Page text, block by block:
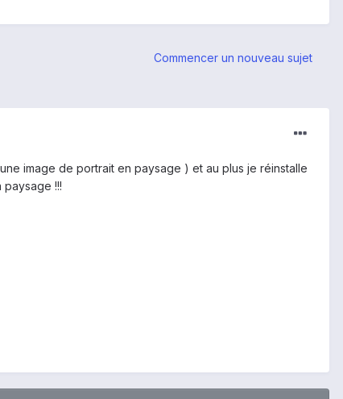
Commencer un nouveau sujet
image de portrait en paysage ) et au plus je réinstalle
!!!